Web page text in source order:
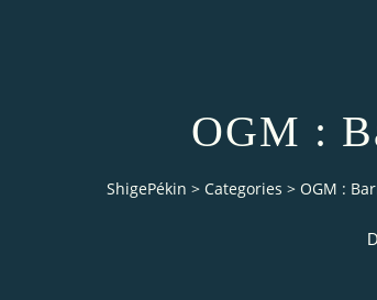
OGM :
ShigePékin > Categories > OGM :